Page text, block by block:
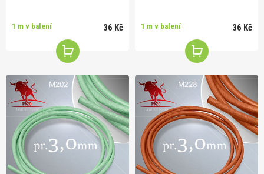
1 m v balení 36 Kč 1 m v balení 36 Kč